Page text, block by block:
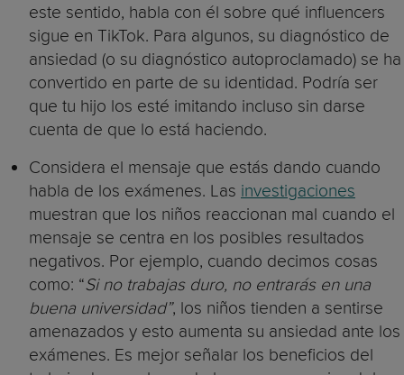
este sentido, habla con él sobre qué influencers
sigue en TikTok. Para algunos, su diagnóstico de
ansiedad (o su diagnóstico autoproclamado) se ha
convertido en parte de su identidad. Podría ser
que tu hijo los esté imitando incluso sin darse
cuenta de que lo está haciendo.
Considera el mensaje que estás dando cuando
habla de los exámenes. Las investigaciones
muestran que los niños reaccionan mal cuando el
mensaje se centra en los posibles resultados
negativos. Por ejemplo, cuando decimos cosas
como: “Si no trabajas duro, no entrarás en una
buena universidad”, los niños tienden a sentirse
amenazados y esto aumenta su ansiedad ante los
exámenes. Es mejor señalar los beneficios del